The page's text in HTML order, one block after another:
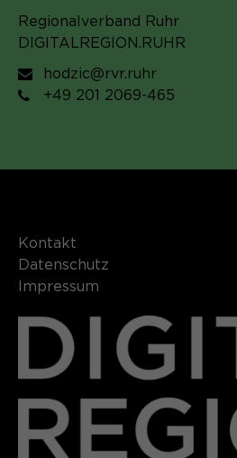
Regionalverband Ruhr
DIGITALREGION.RUHR
hodzic@rvr.ruhr
+49 201 2069-465
Kontakt​​​​​
Datenschutz
Impressum